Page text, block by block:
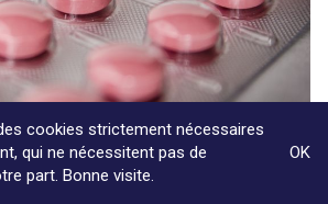
cookies strictement nécessaires
qui ne nécessitent pas de
part. Bonne visite.
OK